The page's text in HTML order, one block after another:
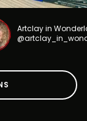
Artclay in